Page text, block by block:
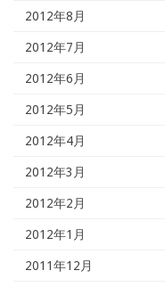
2012年8月
2012年7月
2012年6月
2012年5月
2012年4月
2012年3月
2012年2月
2012年1月
2011年12月